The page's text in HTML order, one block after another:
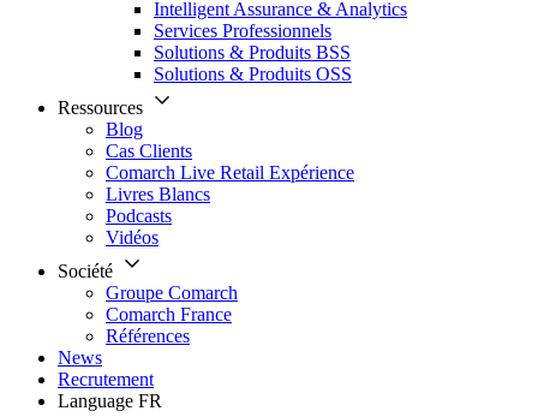
Intelligent Assurance & Analytics
Services Professionnels
Solutions & Produits BSS
Solutions & Produits OSS
Ressources
Blog
Cas Clients
Comarch Live Retail Expérience
Livres Blancs
Podcasts
Vidéos
Société
Groupe Comarch
Comarch France
Références
News
Recrutement
Language FR